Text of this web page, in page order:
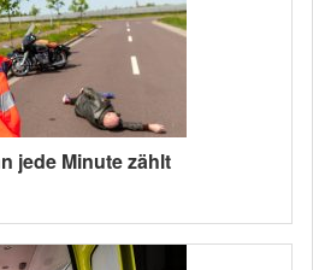
jede Minute zählt